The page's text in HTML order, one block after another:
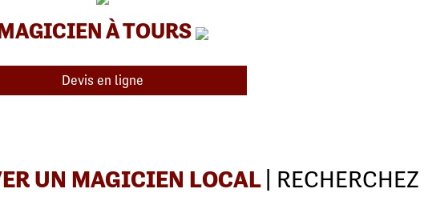
À TOURS
Devis en ligne
UN MAGICIEN LOCAL |